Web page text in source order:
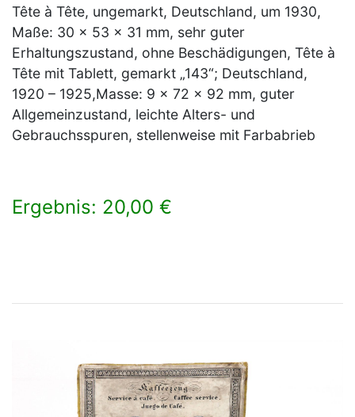
Tête à Tête, ungemarkt, Deutschland, um 1930,
Maße: 30 x 53 x 31 mm, sehr guter
Erhaltungszustand, ohne Beschädigungen, Tête à
Tête mit Tablett, gemarkt „143“; Deutschland,
1920 – 1925,Masse: 9 x 72 x 92 mm, guter
Allgemeinzustand, leichte Alters- und
Gebrauchsspuren, stellenweise mit Farbabrieb
Ergebnis: 20,00 €